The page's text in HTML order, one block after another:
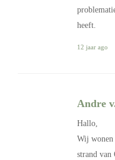
heeft.
12 jaar ago
Andre
Hallo,
Wij wonen
strand van